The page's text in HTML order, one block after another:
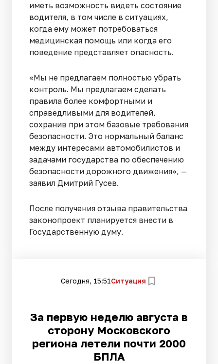
иметь возможность видеть состояние
водителя, в том числе в ситуациях,
когда ему может потребоваться
медицинская помощь или когда его
поведение представляет опасность.
«Мы не предлагаем полностью убрать
контроль. Мы предлагаем сделать
правила более комфортными и
справедливыми для водителей,
сохранив при этом базовые требования
безопасности. Это нормальный баланс
между интересами автомобилистов и
задачами государства по обеспечению
безопасности дорожного движения», —
заявил Дмитрий Гусев.
После получения отзыва правительства
законопроект планируется внести в
Государственную думу.
Сегодня, 15:51Ситуация
За первую неделю августа в
сторону Московского
региона летели почти 2000
БПЛА